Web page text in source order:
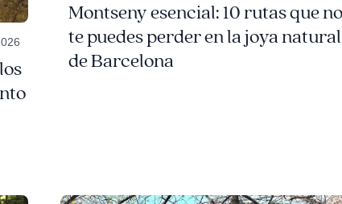
Montseny esencial: 10 rutas que no
te puedes perder en la joya natural
de Barcelona